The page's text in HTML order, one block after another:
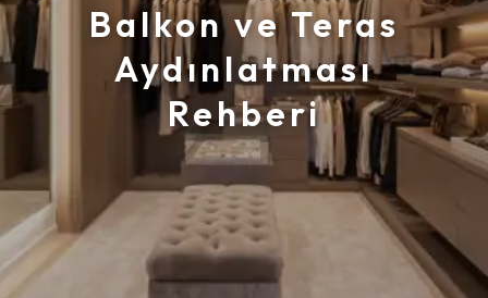
Balkon ve Teras
Aydınlatması
Rehberi